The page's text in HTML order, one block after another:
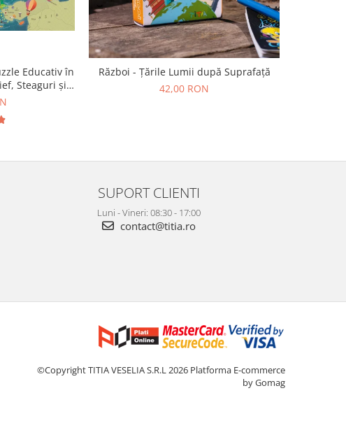
Educativ în
Steaguri și
Război - Țările Lumii după Suprafață
42,00 RON
SUPORT CLIENTI
Luni - Vineri: 08:30 - 17:00
contact@titia.ro
©Copyright TITIA VESELIA S.R.L 2026 Platforma E-commerce
by Gomag